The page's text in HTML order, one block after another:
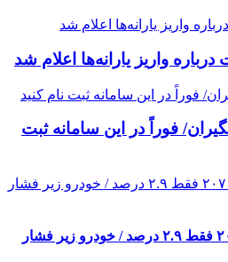
واریز یارانه‌ها اعلام شد
فوراً در این سامانه ثبت
دلار ۴ درصد ریخت، ۲۰۷ فقط ۲.۹ درصد / خودرو زیر فشار